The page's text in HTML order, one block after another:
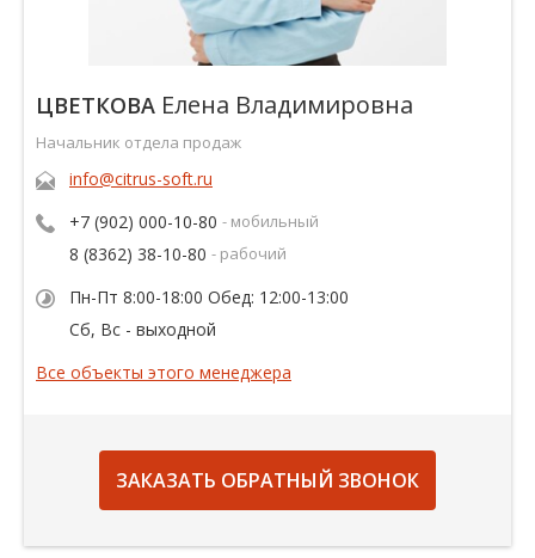
ЦВЕТКОВА Елена Владимировна
Начальник отдела продаж
info@citrus-soft.ru
+7 (902) 000-10-80 - мобильный
8 (8362) 38-10-80 - рабочий
Пн-Пт 8:00-18:00 Обед: 12:00-13:00
Сб, Вс - выходной
Все объекты этого менеджера
ЗАКАЗАТЬ ОБРАТНЫЙ ЗВОНОК